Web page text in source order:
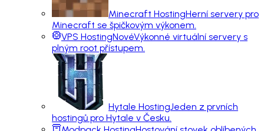
Minecraft HostingHerní servery pro
Minecraft se špičkovým výkonem.
VPS HostingNovéVýkonné virtuální servery s
plným root přístupem.
Hytale HostingJeden z prvních
hostingů pro Hytale v Česku.